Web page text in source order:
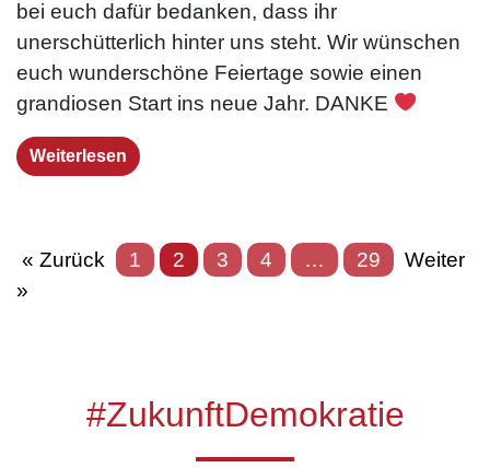
bei euch dafür bedanken, dass ihr
unerschütterlich hinter uns steht. Wir wünschen
euch wunderschöne Feiertage sowie einen
grandiosen Start ins neue Jahr. DANKE
Weiterlesen
« Zurück 1 2 3 4 … 29
Weiter
»
#ZukunftDemokratie